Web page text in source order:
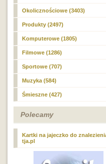
Okolicznościowe (3403)
Produkty (2497)
Komputerowe (1805)
Filmowe (1286)
Sportowe (707)
Muzyka (584)
Śmieszne (427)
Polecamy
Kartki na jajeczko do
tja.pl